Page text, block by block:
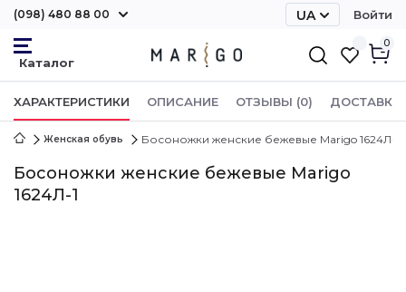
(098) 480 88 00 UA Войти
0
ХАРАКТЕРИСТИКИ ОПИСАНИЕ ОТЗЫВЫ (0) ДОСТАВКА
Женская обувь Босоножки женские бежевые Marigo 1624Л-1
Босоножки женские бежевые Marigo
1624Л-1